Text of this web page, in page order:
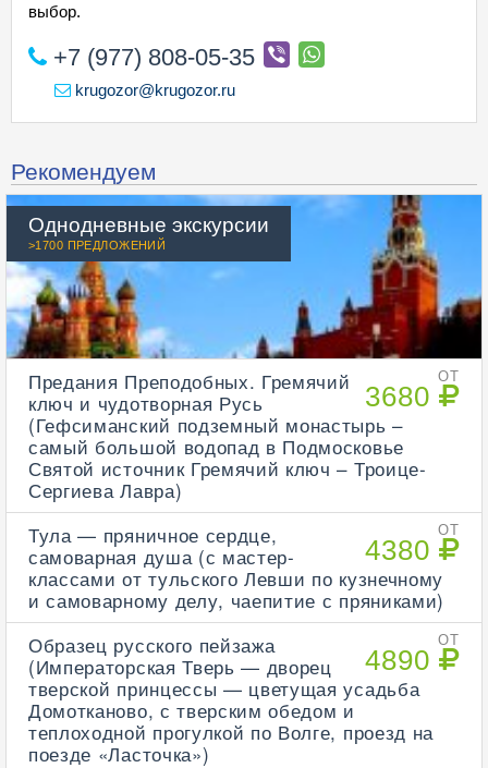
выбор.
+7 (977) 808-05-35
krugozor@krugozor.ru
Рекомендуем
Однодневные экскурсии
>1700 ПРЕДЛОЖЕНИЙ
ОТ
3680
Предания Преподобных. Гремячий
ключ и чудотворная Русь
(Гефсиманский подземный монастырь –
самый большой водопад в Подмосковье
Святой источник Гремячий ключ – Троице-
Сергиева Лавра)
ОТ
4380
Тула — пряничное сердце,
самоварная душа (с мастер-
классами от тульского Левши по кузнечному
и самоварному делу, чаепитие с пряниками)
ОТ
4890
Образец русского пейзажа
(Императорская Тверь — дворец
тверской принцессы — цветущая усадьба
Домотканово, с тверским обедом и
теплоходной прогулкой по Волге, проезд на
поезде «Ласточка»)